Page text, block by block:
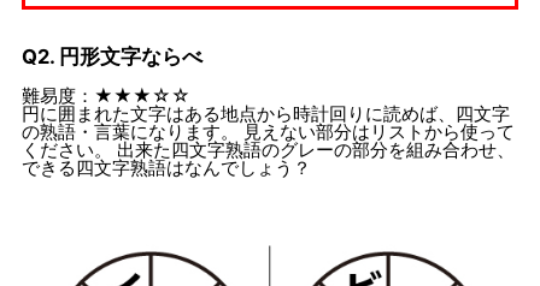
Q2. 円形文字ならべ
難易度：★★★☆☆
円に囲まれた文字はある地点から時計回りに読めば、四文字
の熟語・言葉になります。 見えない部分はリストから使って
ください。 出来た四文字熟語のグレーの部分を組み合わせ、
できる四文字熟語はなんでしょう？